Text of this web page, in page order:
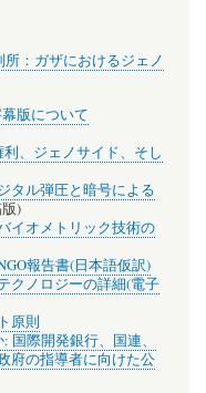
：ガザにおけるジェノ
版について
、ジェノサイド、そし
タル弾圧と暗号による
)
イオメトリック技術の
報告書(日本語仮訳)
クノロジーの詳細(電子
原則
国際開発銀行、国連、
府の指導者に向けた公